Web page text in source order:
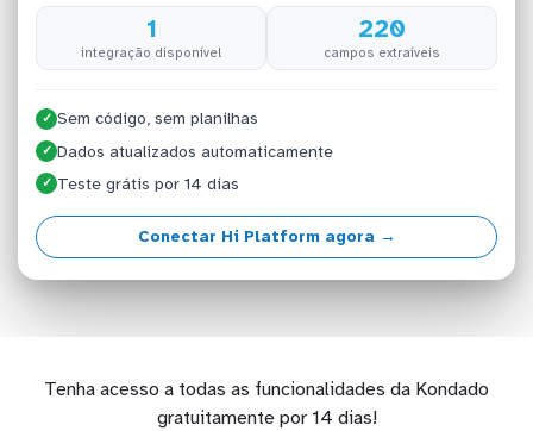
1
integração disponível
220
campos extraíveis
✓ Sem código, sem planilhas
✓ Dados atualizados automaticamente
✓ Teste grátis por 14 dias
Conectar Hi Platform agora →
Tenha acesso a todas as funcionalidades da Kondado
gratuitamente por 14 dias!